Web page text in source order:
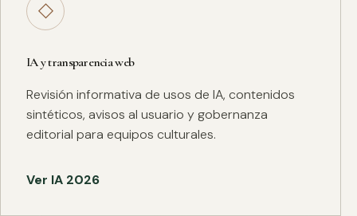
◇
IA y transparencia web
Revisión informativa de usos de IA, contenidos
sintéticos, avisos al usuario y gobernanza
editorial para equipos culturales.
Ver IA 2026